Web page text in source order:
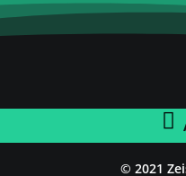
c
er
© 2021